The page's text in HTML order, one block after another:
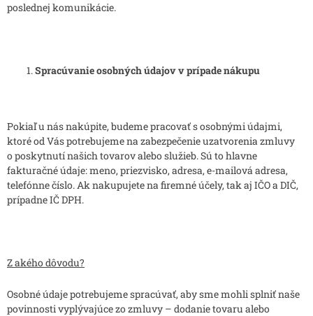
poslednej komunikácie.
Spracúvanie osobných údajov v prípade nákupu
Pokiaľ u nás nakúpite, budeme pracovať s osobnými údajmi,
ktoré od Vás potrebujeme na zabezpečenie uzatvorenia zmluvy
o poskytnutí našich tovarov alebo služieb. Sú to hlavne
fakturačné údaje: meno, priezvisko, adresa, e-mailová adresa,
telefónne číslo. Ak nakupujete na firemné účely, tak aj IČO a DIČ,
prípadne IČ DPH.
Z akého dôvodu?
Osobné údaje potrebujeme spracúvať, aby sme mohli splniť naše
povinnosti vyplývajúce zo zmluvy – dodanie tovaru alebo